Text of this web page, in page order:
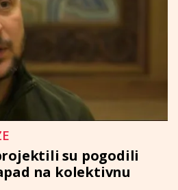
su pogodili
na kolektivnu